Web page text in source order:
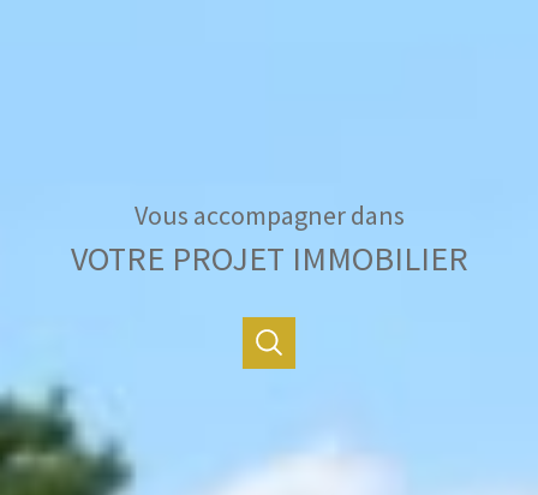
Vous accompagner dans
VOTRE PROJET IMMOBILIER